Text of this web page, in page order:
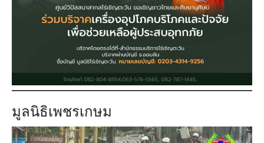
มูลนิธิเพชรเกษม